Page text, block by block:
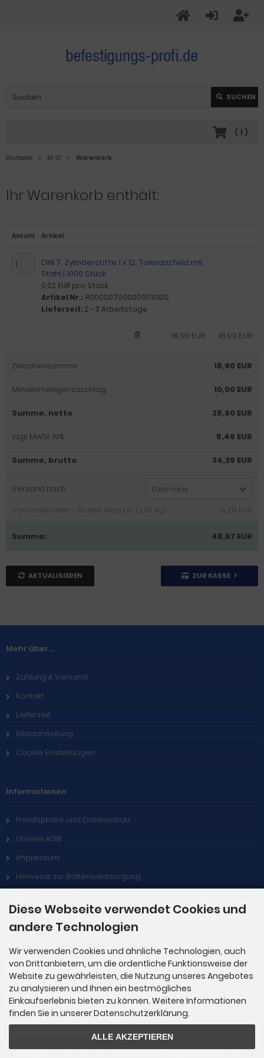
SUCHEN
( 1 )
Startseite M-01 Warenkorb
Ihr Warenkorb enthält:
Anzahl Artikel
DIN 7, Zylinderstifte 1 x 12, Toleranzfeld m6,
Stahl | 1000 Stück
0,02 EUR pro Stück
Artikel Nr.: R000007000000010012
Lieferzeit: 2 - 3 Arbeitstage
18,90 EUR
18,90 EUR
Zwischensumme: 18,90 EUR
Mindermengenzuschlag: 10,00 EUR
Summe, netto: 28,90 EUR
zzgl. MwSt. 19%: 5,49 EUR
Summe, brutto: 34,39 EUR
Versand nach
Germany
Versandkosten - Bester Weg DE: (2.07 kg):
14,28 EUR
Summe: 48,67 EUR
AKTUALISIEREN ZUR KASSE
Mehr über...
Zahlung & Versand
Kontakt
Lieferzeit
Bilddarstellung
Cookie Einstellungen
Informationen
Privatsphäre und Datenschutz
Unsere AGB
Impressum
Hinweise zur Batterieentsorgung
Zahlungsmethoden
Diese Webseite verwendet Cookies und
andere Technologien
Wir verwenden Cookies und ähnliche Technologien, auch
von Drittanbietern, um die ordentliche Funktionsweise der
Website zu gewährleisten, die Nutzung unseres Angebotes
zu analysieren und Ihnen ein bestmögliches
Einkaufserlebnis bieten zu können. Weitere Informationen
finden Sie in unserer Datenschutzerklärung.
ALLE AKZEPTIEREN